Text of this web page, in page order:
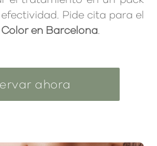
Pide cita para el
en Barcelona.
ahora